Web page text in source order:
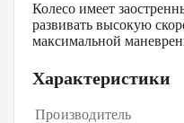
Колесо имеет
развивать высокую
максимальной
Характеристики
Производитель